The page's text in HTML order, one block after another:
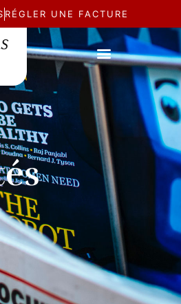
RÉGLER UNE FACTURE